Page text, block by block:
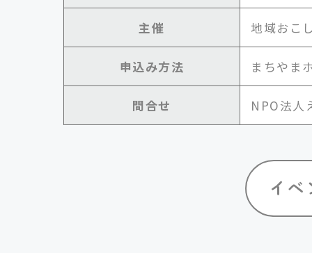
主催 地域おこ
申込み方法 まちやま
問合せ NPO法人